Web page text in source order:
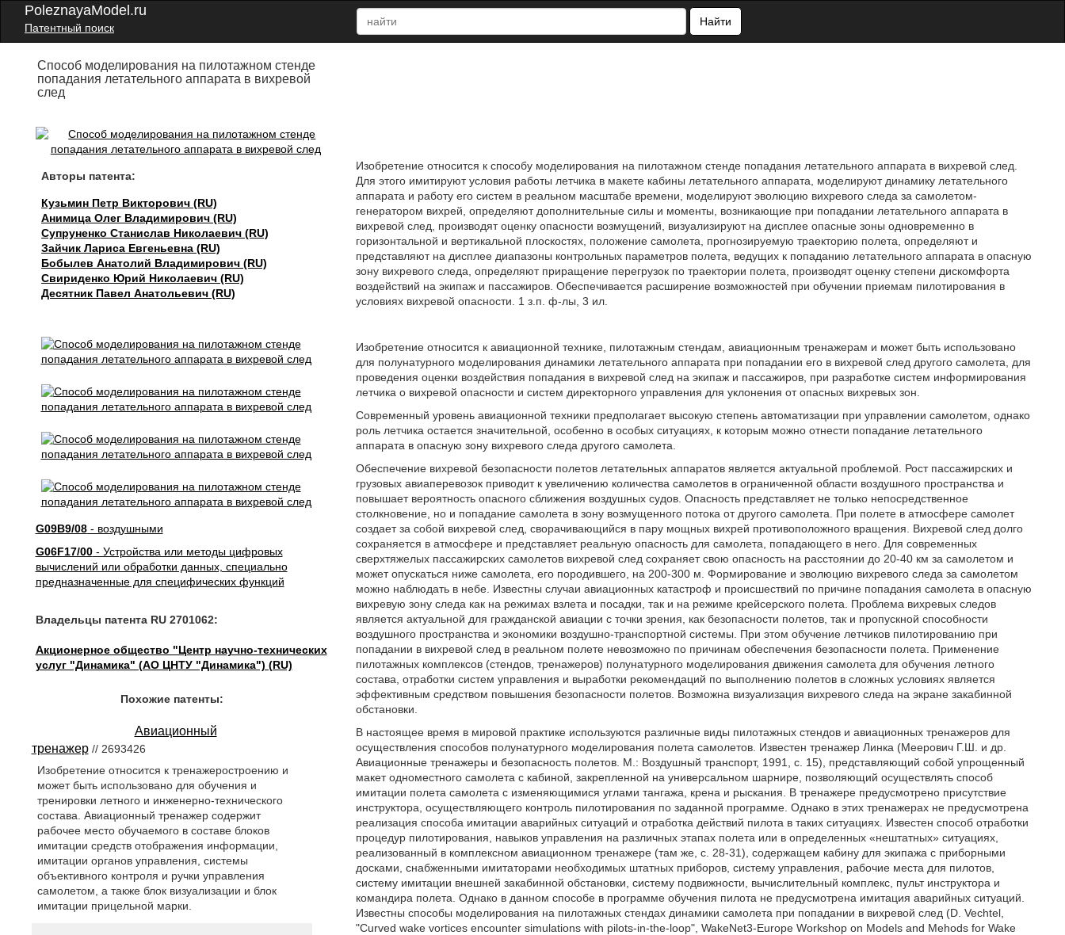
PoleznayaModel.ru
Патентный поиск
Найти
Способ моделирования на пилотажном стенде
попадания летательного аппарата в вихревой
след
Авторы патента:
Кузьмин Петр Викторович (RU)
Анимица Олег Владимирович (RU)
Супруненко Станислав Николаевич (RU)
Зайчик Лариса Евгеньевна (RU)
Бобылев Анатолий Владимирович (RU)
Свириденко Юрий Николаевич (RU)
Десятник Павел Анатольевич (RU)
G09B9/08- воздушными
G06F17/00- Устройства или методы цифровых
вычислений или обработки данных, специально
предназначенные для специфических функций
Владельцы патента RU 2701062:
Акционерное общество "Центр научно-технических
услуг "Динамика" (АО ЦНТУ "Динамика") (RU)
Изобретение относится к способу моделирования на пилотажном стенде попадания летательного аппарата в вихревой след.
Для этого имитируют условия работы летчика в макете кабины летательного аппарата, моделируют динамику летательного
аппарата и работу его систем в реальном масштабе времени, моделируют эволюцию вихревого следа за самолетом-
генератором вихрей, определяют дополнительные силы и моменты, возникающие при попадании летательного аппарата в
вихревой след, производят оценку опасности возмущений, визуализируют на дисплее опасные зоны одновременно в
горизонтальной и вертикальной плоскостях, положение самолета, прогнозируемую траекторию полета, определяют и
представляют на дисплее диапазоны контрольных параметров полета, ведущих к попаданию летательного аппарата в опасную
зону вихревого следа, определяют приращение перегрузок по траектории полета, производят оценку степени дискомфорта
воздействий на экипаж и пассажиров. Обеспечивается расширение возможностей при обучении приемам пилотирования в
условиях вихревой опасности. 1 з.п. ф-лы, 3 ил.
Изобретение относится к авиационной технике, пилотажным стендам, авиационным тренажерам и может быть использовано
для полунатурного моделирования динамики летательного аппарата при попадании его в вихревой след другого самолета, для
проведения оценки воздействия попадания в вихревой след на экипаж и пассажиров, при разработке систем информирования
летчика о вихревой опасности и систем директорного управления для уклонения от опасных вихревых зон.
Современный уровень авиационной техники предполагает высокую степень автоматизации при управлении самолетом, однако
роль летчика остается значительной, особенно в особых ситуациях, к которым можно отнести попадание летательного
аппарата в опасную зону вихревого следа другого самолета.
Обеспечение вихревой безопасности полетов летательных аппаратов является актуальной проблемой. Рост пассажирских и
грузовых авиаперевозок приводит к увеличению количества самолетов в ограниченной области воздушного пространства и
повышает вероятность опасного сближения воздушных судов. Опасность представляет не только непосредственное
столкновение, но и попадание самолета в зону возмущенного потока от другого самолета. При полете в атмосфере самолет
создает за собой вихревой след, сворачивающийся в пару мощных вихрей противоположного вращения. Вихревой след долго
сохраняется в атмосфере и представляет реальную опасность для самолета, попадающего в него. Для современных
сверхтяжелых пассажирских самолетов вихревой след сохраняет свою опасность на расстоянии до 20-40 км за самолетом и
может опускаться ниже самолета, его породившего, на 200-300 м. Формирование и эволюцию вихревого следа за самолетом
можно наблюдать в небе. Известны случаи авиационных катастроф и происшествий по причине попадания самолета в опасную
вихревую зону следа как на режимах взлета и посадки, так и на режиме крейсерского полета. Проблема вихревых следов
является актуальной для гражданской авиации с точки зрения, как безопасности полетов, так и пропускной способности
воздушного пространства и экономики воздушно-транспортной системы. При этом обучение летчиков пилотированию при
попадании в вихревой след в реальном полете невозможно по причинам обеспечения безопасности полета. Применение
пилотажных комплексов (стендов, тренажеров) полунатурного моделирования движения самолета для обучения летного
состава, отработки систем управления и выработки рекомендаций по выполнению полетов в сложных условиях является
эффективным средством повышения безопасности полетов. Возможна визуализация вихревого следа на экране закабинной
обстановки.
В настоящее время в мировой практике используются различные виды пилотажных стендов и авиационных тренажеров для
осуществления способов полунатурного моделирования полета самолетов. Известен тренажер Линка (Меерович Г.Ш. и др.
Авиационные тренажеры и безопасность полетов. М.: Воздушный транспорт, 1991, с. 15), представляющий собой упрощенный
макет одноместного самолета с кабиной, закрепленной на универсальном шарнире, позволяющий осуществлять способ
имитации полета самолета с изменяющимися углами тангажа, крена и рыскания. В тренажере предусмотрено присутствие
инструктора, осуществляющего контроль пилотирования по заданной программе. Однако в этих тренажерах не предусмотрена
реализация способа имитации аварийных ситуаций и отработка действий пилота в таких ситуациях. Известен способ отработки
процедур пилотирования, навыков управления на различных этапах полета или в определенных «нештатных» ситуациях,
реализованный в комплексном авиационном тренажере (там же, с. 28-31), содержащем кабину для экипажа с приборными
досками, снабженными имитаторами необходимых штатных приборов, систему управления, рабочие места для пилотов,
систему имитации внешней закабинной обстановки, систему подвижности, вычислительный комплекс, пульт инструктора и
командира полета. Однако в данном способе в программе обучения пилота не предусмотрена имитация аварийных ситуаций.
Известны способы моделирования на пилотажных стендах динамики самолета при попадании в вихревой след (D. Vechtel,
"Curved wake vortices encounter simulations with pilots-in-the-loop", WakeNet3-Europe Workshop on Models and Mehods for Wake
Похожие патенты:
Авиационный
тренажер// 2693426
Изобретение относится к тренажеростроению и
может быть использовано для обучения и
тренировки летного и инженерно-технического
состава. Авиационный тренажер содержит
рабочее место обучаемого в составе блоков
имитации средств отображения информации,
имитации органов управления, системы
объективного контроля и ручки управления
самолетом, а также блок визуализации и блок
имитации прицельной марки.